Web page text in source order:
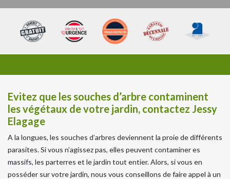
Evitez que les souches d’arbre contaminent
les végétaux de votre jardin, contactez Jessy
Elagage
A la longues, les souches d’arbres deviennent la proie de différents
parasites. Si vous n’agissez pas, elles peuvent contaminer es
massifs, les parterres et le jardin tout entier. Alors, si vous en
posséder sur votre jardin, nous vous conseillons de faire appel à un